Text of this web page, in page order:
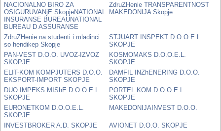
NACIONALNO BIRO ZA
OSIGURUVANjE SkopjeNATIONAL
INSURANSE BUREAUNATIONAL
BUREAU D ASSURANSE
ZdruZHenie TRANSPARENTNOST
MAKEDONIJA Skopje
ZdruZHenie na studenti i mladinci
so hendikep Skopje
STJUART INSPEKT D.O.O.E.L.
SKOPJE
PAN-VEST D.O.O. UVOZ-IZVOZ
SKOPJE
KOSMOMAKS D.O.O.E.L.
SKOPJE
ELIT-KOM KOMPJUTERS D.O.O.
EKSPORT-IMPORT SKOPJE
DAMFIL INZhENERING D.O.O.
SKOPJE
DUO IMPEKS MIShE D.O.O.E.L.
SKOPJE
PORTEL KOM D.O.O.E.L.
SKOPJE
EURONETKOM D.O.O.E.L.
SKOPJE
MAKEDONIJAINVEST D.O.O.
INVESTBROKER A.D. SKOPJE
AVIONET D.O.O. SKOPJE